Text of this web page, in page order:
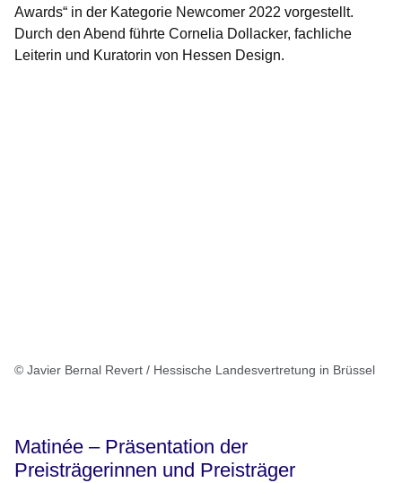
Awards“ in der Kategorie Newcomer 2022 vorgestellt.
Durch den Abend führte Cornelia Dollacker, fachliche
Leiterin und Kuratorin von Hessen Design.
© Javier Bernal Revert / Hessische Landesvertretung in Brüssel
Matinée – Präsentation der
Preisträgerinnen und Preisträger